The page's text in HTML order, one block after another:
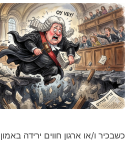
כשבכיר ו/או ארגון חווים ירידה